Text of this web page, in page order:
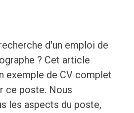
d'un emploi de
? Cet article
exemple de CV complet
ce poste. Nous
les aspects du poste,